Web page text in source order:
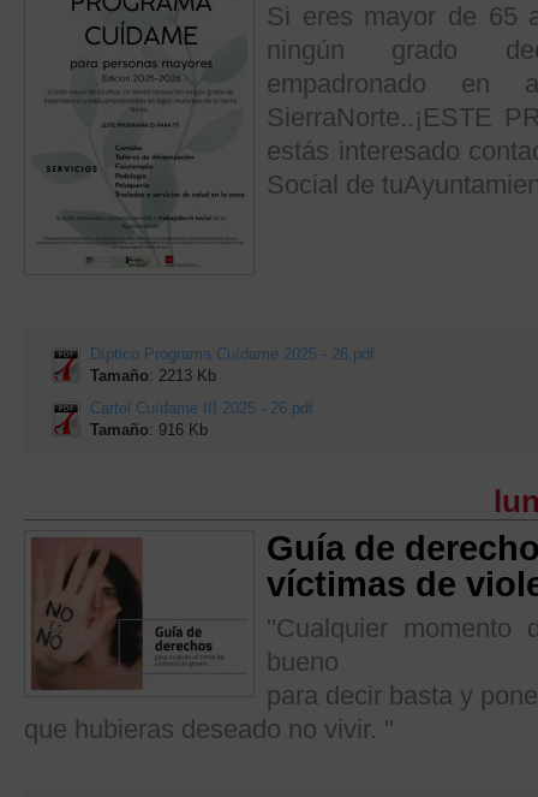
Si eres mayor de 65
ningún grado
empadronado en
SierraNorte..¡ESTE
estás interesado
Social de
Díptico Programa Cuídame 2025 - 26.pdf
Tamaño: 2213 Kb
Cartel Cuídame III 2025 - 26.pdf
Tamaño: 916 Kb
Guía de
víctimas de
"Cualquier
bueno
para decir basta y
que hubieras deseado no vivir. "